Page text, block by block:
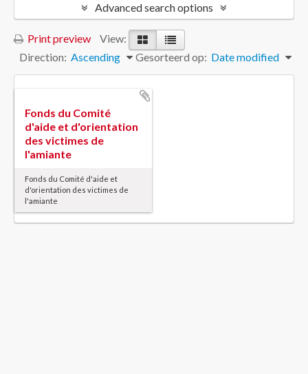
Advanced search options
Print preview
View:
Gesorteerd op: Date modified
Direction: Ascending
Fonds du Comité
d'aide et d'orientation
des victimes de
l'amiante
Fonds du Comité d'aide et
d'orientation des victimes de
l'amiante